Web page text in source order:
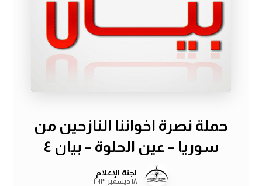
حملة نصرة اخواننا النازحين من
سوريا – عين الحلوة – بيان ٤
لجنة الإعلام
١٨ ديسمبر ٢٠١٣